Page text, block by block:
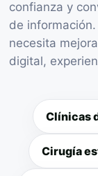
confianza y
de
necesita
digital,
Clínicas
Cirugía